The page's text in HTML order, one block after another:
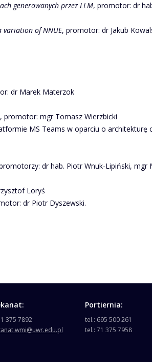
generowanych przez LLM, promotor: dr
variation of NNUE, promotor: dr Jakub
dr Marek Materzok
, promotor: mgr Tomasz Wierzbicki
MS Teams w oparciu o architekturę
dr hab. Piotr Wnuk-Lipiński, mgr
Loryś
dr Piotr Dyszewski.
375 7892
Portiernia:
tel.: 695 500 261
tel.: 71 375 7958